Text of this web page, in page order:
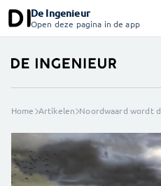
De Ingenieur
Open deze pagina in de app
Home Artikelen Noordwaard wordt